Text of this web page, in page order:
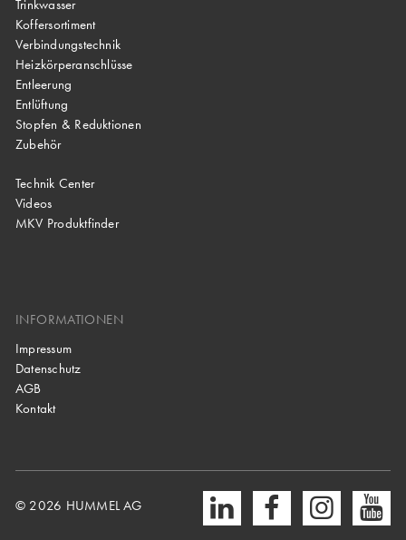
Trinkwasser
Koffersortiment
Verbindungstechnik
Heizkörperanschlüsse
Entleerung
Entlüftung
Stopfen & Reduktionen
Zubehör
Technik Center
Videos
MKV Produktfinder
INFORMATIONEN
Impressum
Datenschutz
AGB
Kontakt
© 2026 HUMMEL AG